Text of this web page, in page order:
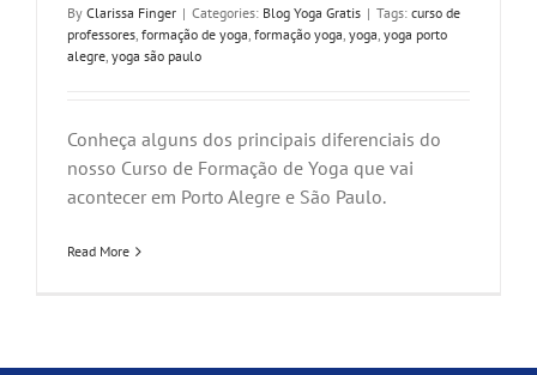
By Clarissa Finger | Categories: Blog Yoga Gratis | Tags: curso de
professores formação de yoga formação yoga yoga yoga porto
alegre yoga são paulo
Conheça alguns dos principais diferenciais do
nosso Curso de Formação de Yoga que vai
acontecer em Porto Alegre e São Paulo.
Read More